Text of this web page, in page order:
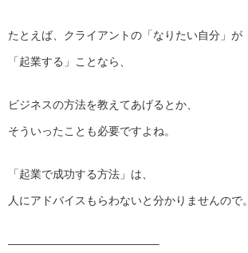
たとえば、クライアントの「なりたい自分」が
「起業する」ことなら、
ビジネスの方法を教えてあげるとか、
そういったことも必要ですよね。
「起業で成功する方法」は、
人にアドバイスもらわないと分かりませんので。
—————————————–